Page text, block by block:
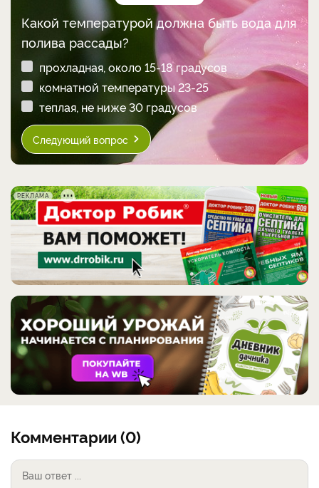
Какой температурой должна быть вода для
полива рассады?
прохладная, около 15-18 градусов
комнатной температуры 23-25
теплая, не ниже 30 градусов
Следующий вопрос
РЕКЛАМА
Комментарии (0)